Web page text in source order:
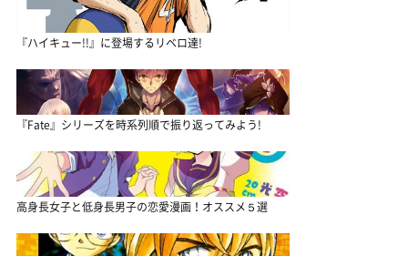
『ハイキュー!!』に登場するリベロ達!
『Fate』シリーズを時系列順で振り返ってみよう!
高身長女子と低身長男子の恋愛漫画！オススメ５選